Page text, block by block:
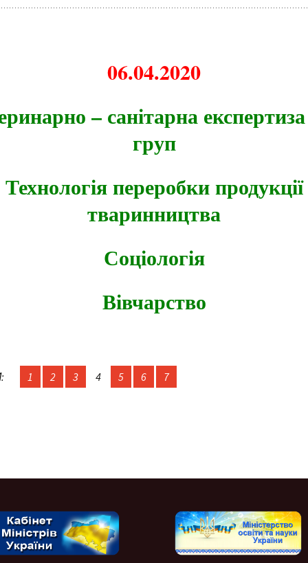
06.04.2020
– санітарна
груп
Технологія переробки продукції
тваринництва
Соціологія
Вівчарство
1 2 3 4 5 6 7